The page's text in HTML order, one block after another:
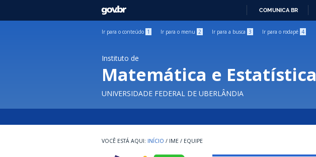
GOVBR
COMUNICA BR
Ir para o conteúdo 1 Ir para o menu 2 Ir para a busca 3 Ir para o rodapé 4
Instituto de
Matemática e Estatística
UNIVERSIDADE FEDERAL DE UBERLÂNDIA
INÍCIO / IME / EQUIPE